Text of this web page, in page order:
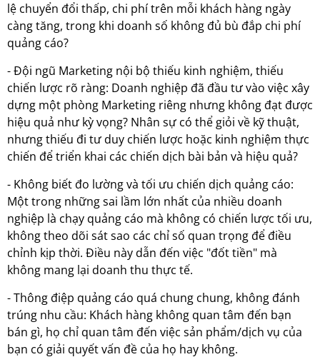
lệ chuyển đổi thấp, chi phí trên mỗi khách hàng ngày
càng tăng, trong khi doanh số không đủ bù đắp chi phí
quảng cáo?
- Đội ngũ Marketing nội bộ thiếu kinh nghiệm, thiếu
chiến lược rõ ràng: Doanh nghiệp đã đầu tư vào việc xây
dựng một phòng Marketing riêng nhưng không đạt được
hiệu quả như kỳ vọng? Nhân sự có thể giỏi về kỹ thuật,
nhưng thiếu đi tư duy chiến lược hoặc kinh nghiệm thực
chiến để triển khai các chiến dịch bài bản và hiệu quả?
- Không biết đo lường và tối ưu chiến dịch quảng cáo:
Một trong những sai lầm lớn nhất của nhiều doanh
nghiệp là chạy quảng cáo mà không có chiến lược tối ưu,
không theo dõi sát sao các chỉ số quan trọng để điều
chỉnh kịp thời. Điều này dẫn đến việc "đốt tiền" mà
không mang lại doanh thu thực tế.
- Thông điệp quảng cáo quá chung chung, không đánh
trúng nhu cầu: Khách hàng không quan tâm đến bạn
bán gì, họ chỉ quan tâm đến việc sản phẩm/dịch vụ của
bạn có giải quyết vấn đề của họ hay không.